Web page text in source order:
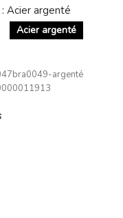
Acier argenté
Acier argenté
argenté